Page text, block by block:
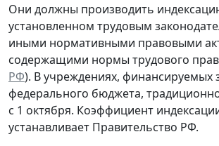
Они должны производить
установленном трудовым
иными нормативными правовыми
содержащими нормы трудового
РФ). В учреждениях, финансируемых
федерального бюджета,
с 1 октября. Коэффициент
устанавливает Правительство РФ.